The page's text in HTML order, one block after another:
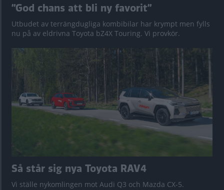
”God chans att bli ny favorit”
Utbudet av terrängdugliga kombibilar har krympt men fylls
nu på av eldrivna Toyota bZ4X Touring. Vi provkör.
Så står sig nya Toyota RAV4
Vi ställe nykomlingen mot Audi Q3 och Mazda CX-5.